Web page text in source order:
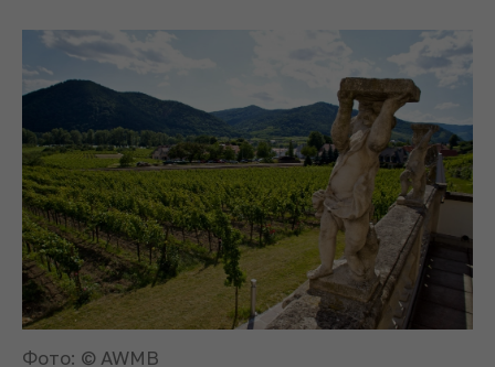
Фото: © AWMB